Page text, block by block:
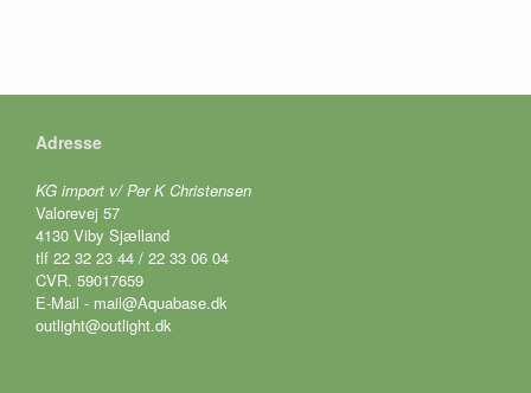
Adresse
KG import v/ Per K Christensen
Valorevej 57
4130 Viby Sjælland
tlf 22 32 23 44 / 22 33 06 04
CVR. 59017659
E-Mail - mail@Aquabase.dk
outlight@outlight.dk